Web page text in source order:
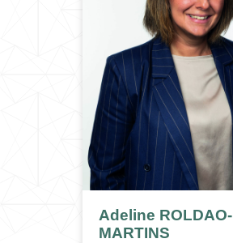
Adeline ROLDAO-
MARTINS